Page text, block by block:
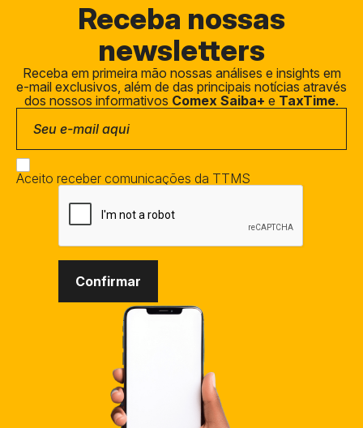
Receba nossas
newsletters
Receba em primeira mão nossas análises e insights em
e-mail exclusivos, além de das principais notícias através
dos nossos informativos Comex Saiba+ e TaxTime.
Aceito receber comunicações da TTMS